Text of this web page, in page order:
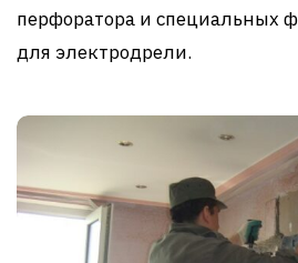
перфоратора и специальных
для электродрели.